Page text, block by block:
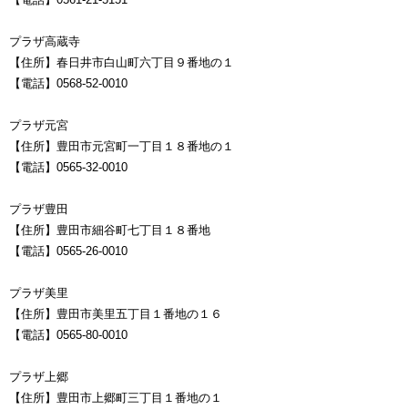
プラザ高蔵寺
【住所】春日井市白山町六丁目９番地の１
【電話】0568-52-0010
プラザ元宮
【住所】豊田市元宮町一丁目１８番地の１
【電話】0565-32-0010
プラザ豊田
【住所】豊田市細谷町七丁目１８番地
【電話】0565-26-0010
プラザ美里
【住所】豊田市美里五丁目１番地の１６
【電話】0565-80-0010
プラザ上郷
【住所】豊田市上郷町三丁目１番地の１